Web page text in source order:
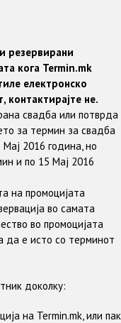
резервирани
кога Termin.mk
електронско
контактирајте не.
свадба или потврда
за термин за свадба
2016 година, но
и по 15 Мај 2016
на промоцијата
во самата
во промоцијата
да е исто со терминот
доколку:
на Termin.mk, или пак